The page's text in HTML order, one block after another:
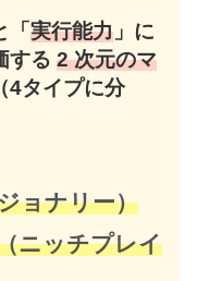
「 実行能力」に
する 2 次元のマ
（4タイプに分
ョナリー）
ニッチプレイ